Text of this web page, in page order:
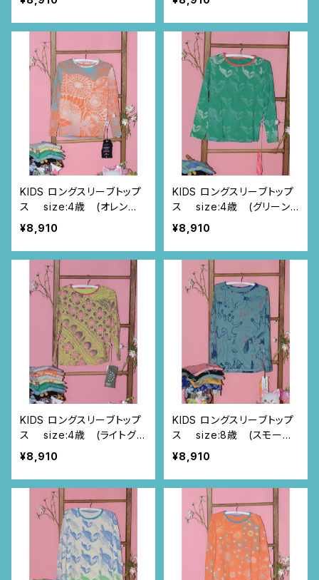
KIDS ロングスリーブトップ
ス size:4歳 (オレンジ/
つづきニャンドゥティ柄)
¥8,910
KIDS ロングスリーブトップ
ス size:4歳 (グリーン/
トゥカン柄)
¥8,910
KIDS ロングスリーブトップ
ス size:4歳 (ライトグリ
ーン/ニャンドゥティ柄)
¥8,910
KIDS ロングスリーブトップ
ス size:8歳 (スモーキ
ーブルー/馬と星柄)
¥8,910